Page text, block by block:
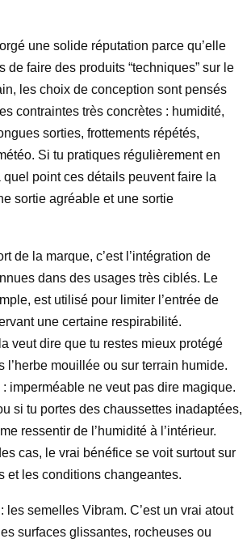
une solide réputation parce qu’elle
de faire des produits “techniques” sur le
les choix de conception sont pensés
contraintes très concrètes : humidité,
sorties, frottements répétés,
Si tu pratiques régulièrement en
quel point ces détails peuvent faire la
sortie agréable et une sortie
de la marque, c’est l’intégration de
dans des usages très ciblés. Le
est utilisé pour limiter l’entrée de
une certaine respirabilité.
veut dire que tu restes mieux protégé
l’herbe mouillée ou sur terrain humide.
imperméable ne veut pas dire magique.
si tu portes des chaussettes inadaptées,
ressentir de l’humidité à l’intérieur.
cas, le vrai bénéfice se voit surtout sur
et les conditions changeantes.
les semelles Vibram. C’est un vrai atout
surfaces glissantes, rocheuses ou